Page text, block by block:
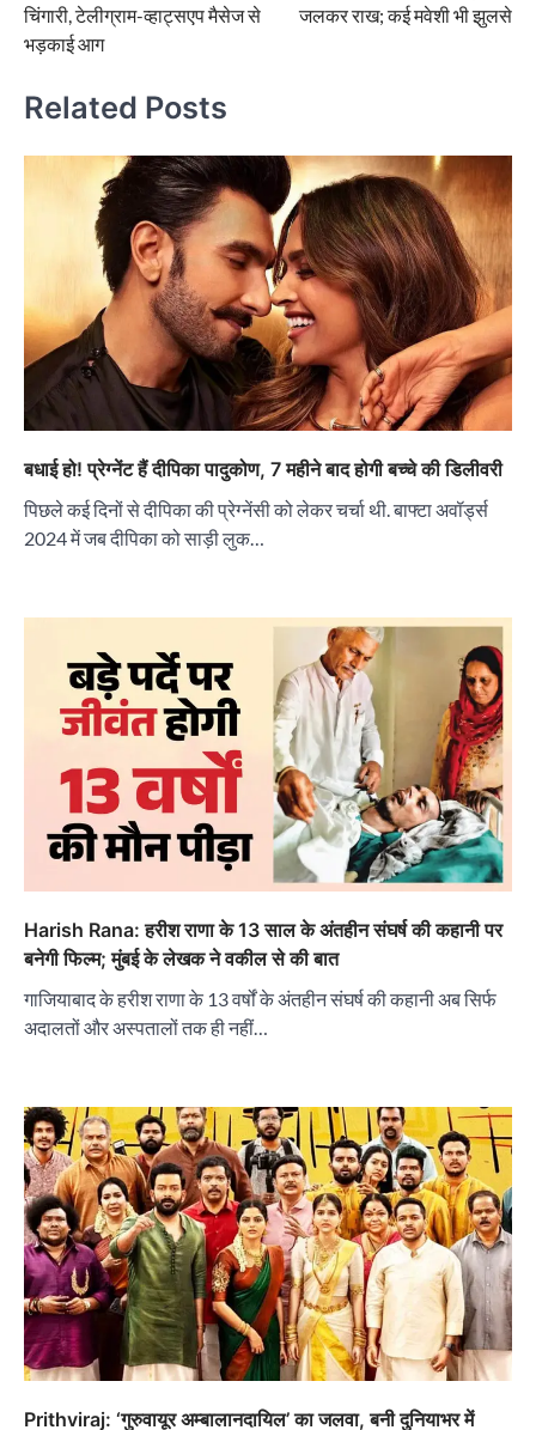
चिंगारी, टेलीग्राम-व्हाट्सएप मैसेज से
भड़काई आग
जलकर राख; कई मवेशी भी झुलसे
Related Posts
बधाई हो! प्रेग्नेंट हैं दीपिका पादुकोण, 7 महीने बाद होगी बच्चे की डिलीवरी
पिछले कई दिनों से दीपिका की प्रेग्नेंसी को लेकर चर्चा थी. बाफ्टा अवॉर्ड्स
2024 में जब दीपिका को साड़ी लुक…
Harish Rana: हरीश राणा के 13 साल के अंतहीन संघर्ष की कहानी पर
बनेगी फिल्म; मुंबई के लेखक ने वकील से की बात
गाजियाबाद के हरीश राणा के 13 वर्षों के अंतहीन संघर्ष की कहानी अब सिर्फ
अदालतों और अस्पतालों तक ही नहीं…
Prithviraj: ‘गुरुवायूर अम्बालानदायिल’ का जलवा, बनी दुनियाभर में